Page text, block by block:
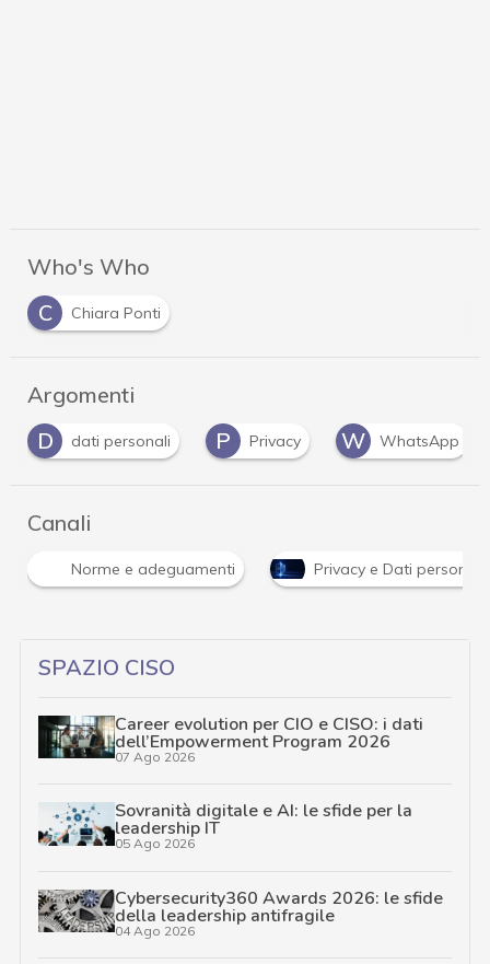
Who's Who
C
Chiara Ponti
Argomenti
D
dati personali P Privacy W WhatsApp
Canali
Norme e adeguamenti Privacy e Dati personali
SPAZIO CISO
Career evolution per CIO e CISO: i dati
dell’Empowerment Program 2026
07 Ago 2026
Sovranità digitale e AI: le sfide per la
leadership IT
05 Ago 2026
Cybersecurity360 Awards 2026: le sfide
della leadership antifragile
04 Ago 2026